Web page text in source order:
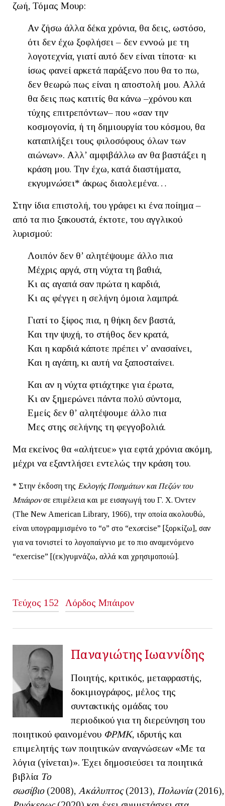
ζωή, Τόμας Μουρ:
Αν ζήσω άλλα δέκα χρόνια, θα δεις, ωστόσο,
ότι δεν έχω ξοφλήσει – δεν εννοώ με τη
λογοτεχνία, γιατί αυτό δεν είναι τίποτα· κι
ίσως φανεί αρκετά παράξενο που θα το πω,
δεν θεωρώ πως είναι η αποστολή μου. Αλλά
θα δεις πως κατιτίς θα κάνω –χρόνου και
τύχης επιτρεπόντων– που «σαν την
κοσμογονία, ή τη δημιουργία του κόσμου, θα
καταπλήξει τους φιλοσόφους όλων των
αιώνων». Αλλ’ αμφιβάλλω αν θα βαστάξει η
κράση μου. Την έχω, κατά διαστήματα,
εκγυμνώσει* άκρως διαολεμένα…
Στην ίδια επιστολή, του γράφει κι ένα ποίημα –
από τα πιο ξακουστά, έκτοτε, του αγγλικού
λυρισμού:
Λοιπόν δεν θ’ αλητέψουμε άλλο πια
Μέχρις αργά, στη νύχτα τη βαθιά,
Κι ας αγαπά σαν πρώτα η καρδιά,
Κι ας φέγγει η σελήνη όμοια λαμπρά.
Γιατί το ξίφος πια, η θήκη δεν βαστά,
Και την ψυχή, το στήθος δεν κρατά,
Και η καρδιά κάποτε πρέπει ν’ ανασαίνει,
Και η αγάπη, κι αυτή να ξαποσταίνει.
Και αν η νύχτα φτιάχτηκε για έρωτα,
Κι αν ξημερώνει πάντα πολύ σύντομα,
Εμείς δεν θ’ αλητέψουμε άλλο πια
Μες στης σελήνης τη φεγγοβολιά.
Μα εκείνος θα «αλήτευε» για εφτά χρόνια ακόμη,
μέχρι να εξαντλήσει εντελώς την κράση του.
* Στην έκδοση της Εκλογής Ποιημάτων και Πεζών του
Μπάιρονσε επιμέλεια και με εισαγωγή του Γ. Χ. Όντεν
(The New American Library, 1966), την οποία ακολουθώ,
είναι υπογραμμισμένο το “o” στο “exorcise” [ξορκίζω], σαν
για να τονιστεί το λογοπαίγνιο με το πιο αναμενόμενο
“exercise” [(εκ)γυμνάζω, αλλά και χρησιμοποιώ].
Τεύχος 152 Λόρδος Μπάιρον
Παναγιώτης Ιωαννίδης
Ποιητής, κριτικός, μεταφραστής,
δοκιμιογράφος, μέλος της
συντακτικής ομάδας του
περιοδικού για τη διερεύνηση του
ποιητικού φαινομένου ΦΡΜΚ, ιδρυτής και
επιμελητής των ποιητικών αναγνώσεων «Με τα
λόγια (γίνεται)». Έχει δημοσιεύσει τα ποιητικά
βιβλία Το
σωσίβιο(2008), Ακάλυπτος(2013), Πολωνία